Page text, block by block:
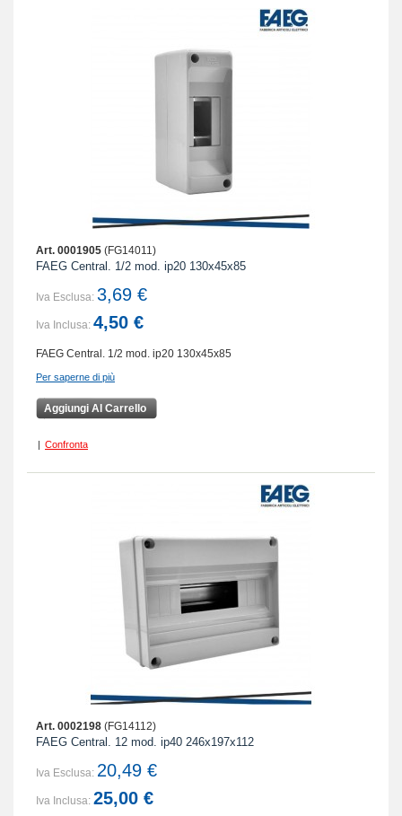
Art. 0001905 (FG14011)
FAEG Central. 1/2 mod. ip20 130x45x85
Iva Esclusa: 3,69 €
Iva Inclusa: 4,50 €
FAEG Central. 1/2 mod. ip20 130x45x85
Per saperne di più
Aggiungi Al Carrello
| Confronta
Art. 0002198 (FG14112)
FAEG Central. 12 mod. ip40 246x197x112
Iva Esclusa: 20,49 €
Iva Inclusa: 25,00 €